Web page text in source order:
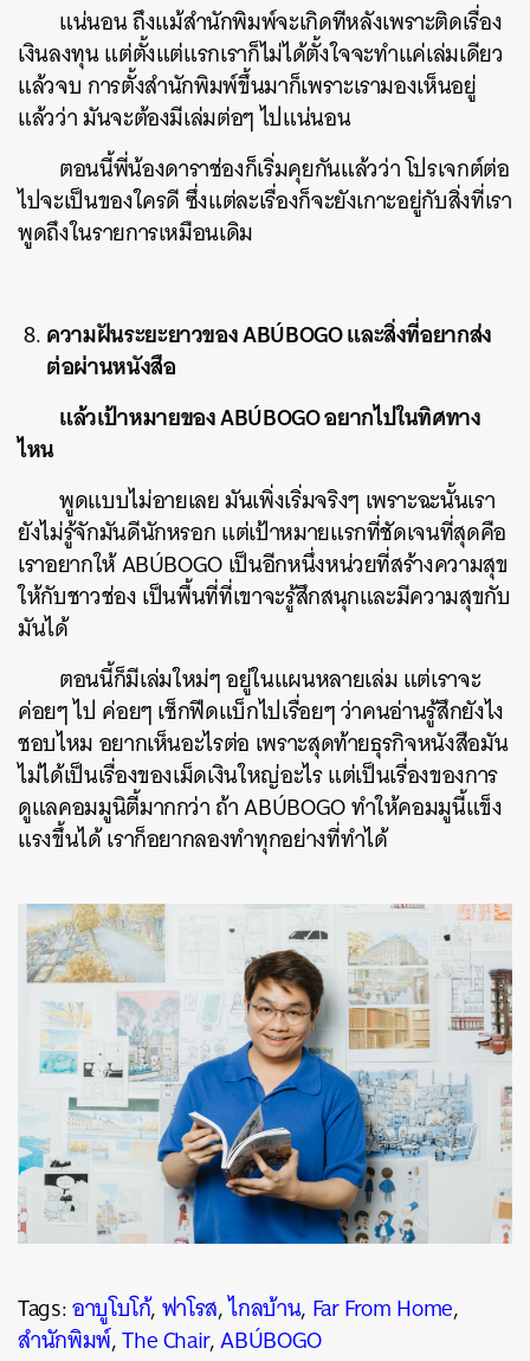
แน่นอน ถึงแม้สำนักพิมพ์จะเกิดทีหลังเพราะติดเรื่อง
เงินลงทุน แต่ตั้งแต่แรกเราก็ไม่ได้ตั้งใจจะทำแค่เล่มเดียว
แล้วจบ การตั้งสำนักพิมพ์ขึ้นมาก็เพราะเรามองเห็นอยู่
แล้วว่า มันจะต้องมีเล่มต่อๆ ไปแน่นอน
ตอนนี้พี่น้องดาราช่องก็เริ่มคุยกันแล้วว่า โปรเจกต์ต่อ
ไปจะเป็นของใครดี ซึ่งแต่ละเรื่องก็จะยังเกาะอยู่กับสิ่งที่เรา
พูดถึงในรายการเหมือนเดิม
ความฝันระยะยาวของ ABÚBOGO และสิ่งที่อยากส่ง
ต่อผ่านหนังสือ
แล้วเป้าหมายของ ABÚBOGO อยากไปในทิศทาง
ไหน
พูดแบบไม่อายเลย มันเพิ่งเริ่มจริงๆ เพราะฉะนั้นเรา
ยังไม่รู้จักมันดีนักหรอก แต่เป้าหมายแรกที่ชัดเจนที่สุดคือ
เราอยากให้ ABÚBOGO เป็นอีกหนึ่งหน่วยที่สร้างความสุข
ให้กับชาวช่อง เป็นพื้นที่ที่เขาจะรู้สึกสนุกและมีความสุขกับ
มันได้
ตอนนี้ก็มีเล่มใหม่ๆ อยู่ในแผนหลายเล่ม แต่เราจะ
ค่อยๆ ไป ค่อยๆ เช็กฟีดแบ็กไปเรื่อยๆ ว่าคนอ่านรู้สึกยังไง
ชอบไหม อยากเห็นอะไรต่อ เพราะสุดท้ายธุรกิจหนังสือมัน
ไม่ได้เป็นเรื่องของเม็ดเงินใหญ่อะไร แต่เป็นเรื่องของการ
ดูแลคอมมูนิตี้มากกว่า ถ้า ABÚBOGO ทำให้คอมมูนี้แข็ง
แรงขึ้นได้ เราก็อยากลองทำทุกอย่างที่ทำได้
Tags:อาบูโบโก้,ฟาโรส,ไกลบ้าน, Far From Home,
สำนักพิมพ์,The Chair,ABÚBOGO